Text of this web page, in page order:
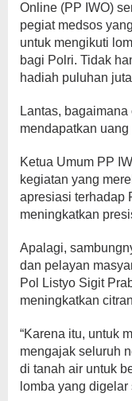
Online (PP IWO)
pegiat medsos
untuk mengikuti
bagi Polri. Tidak
hadiah puluhan
Lantas,
mendapatkan
Ketua Umum PP
kegiatan yang
apresiasi terhadap
meningkatkan
Apalagi,
dan pelayan
Pol Listyo Sigit
meningkatkan
“Karena itu, untuk
mengajak seluruh
di tanah air untuk
lomba yang digelar